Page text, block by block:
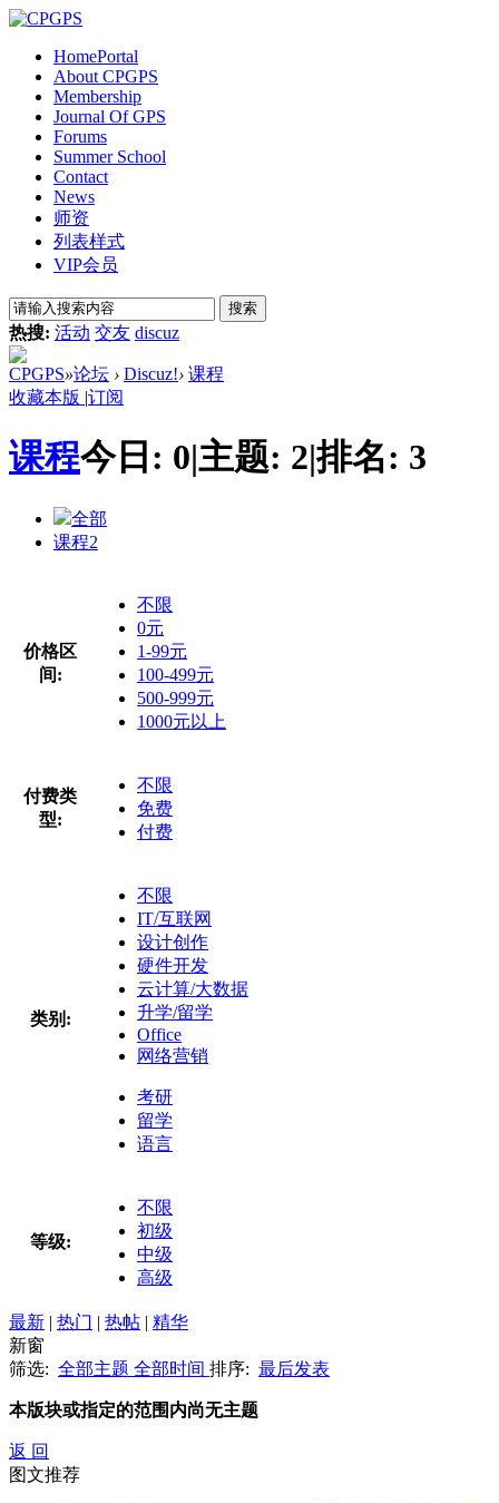
HomePortal
About CPGPS
Membership
Journal Of GPS
Forums
Summer School
Contact
News
师资
列表样式
VIP会员
搜索
热搜: 活动 交友 discuz
CPGPS»论坛 › Discuz!› 课程
收藏本版 |订阅
课程今日: 0|主题: 2|排名: 3
全部
课程2
价格区
间:
不限
0元
1-99元
100-499元
500-999元
1000元以上
付费类
型:
不限
免费
付费
类别:
不限
IT/互联网
设计创作
硬件开发
云计算/大数据
升学/留学
Office
网络营销
考研
留学
语言
等级:
不限
初级
中级
高级
最新 | 热门 | 热帖 | 精华
新窗
筛选: 全部主题 全部时间 排序: 最后发表
本版块或指定的范围内尚无主题
返 回
图文推荐